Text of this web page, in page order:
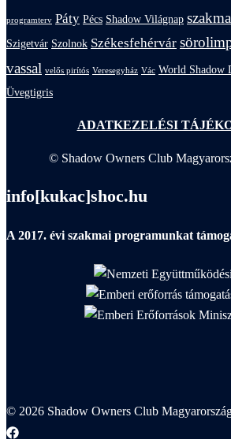
programterv Páty Pécs Shadow Világnap
Szigetvár Szolnok Székesfehérvár
vassal velős pirítós Veresegyház Vác World Shadow
Üvegtigris
ADATKEZELÉSI
© Shadow Owners Club
info[kukac]shoc.hu
A 2017. évi szakmai programunkat
© 2026 Shadow Owners Club